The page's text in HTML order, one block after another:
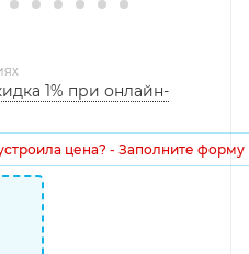
1% при онлайн-
цена? - Заполните форму